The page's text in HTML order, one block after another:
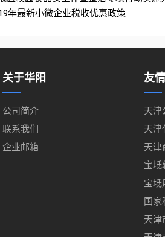
年最新小微企业税收优惠政策
关于华阳
公司简介
联系我们
企业邮箱
友
天津
天津
天津
宝坻
宝坻
国家
天津